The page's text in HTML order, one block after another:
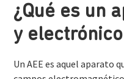
¿Qué es un
y electrónico
Un AEE es aquel aparato